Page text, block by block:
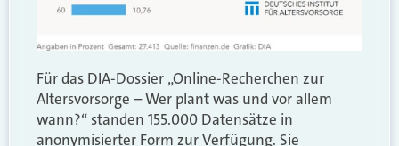
Für das DIA-Dossier „Online-Recherchen zur
Altersvorsorge – Wer plant was und vor allem
wann?“ standen 155.000 Datensätze in
anonymisierter Form zur Verfügung. Sie